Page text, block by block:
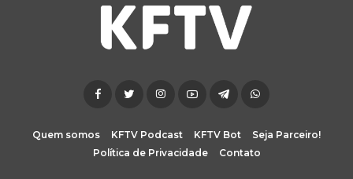
Quem somos KFTV Podcast KFTV Bot
Seja Parceiro!
Política de Privacidade
Contato